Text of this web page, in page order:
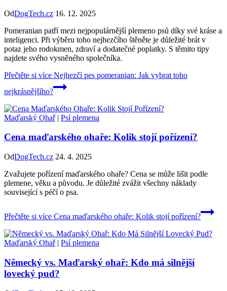
OdDogTech.cz 16. 12. 2025
Pomeranian patří mezi nejpopulárnější plemeno psů díky své kráse a
inteligenci. Při výběru toho nejhezčího štěněte je důležité brát v
potaz jeho rodokmen, zdraví a dodatečné poplatky. S těmito tipy
najdete svého vysněného společníka.
Přečtěte si více Nejhezčí pes pomeranian: Jak vybrat toho
nejkrásnějšího?
Maďarský Ohař| Psí plemena
Cena maďarského ohaře: Kolik stojí pořízení?
OdDogTech.cz 24. 4. 2025
Zvažujete pořízení maďarského ohaře? Cena se může lišit podle
plemene, věku a původu. Je důležité zvážit všechny náklady
související s péčí o psa.
Přečtěte si více Cena maďarského ohaře: Kolik stojí pořízení?
Maďarský Ohař| Psí plemena
Německý vs. Maďarský ohař: Kdo má silnější
lovecký pud?